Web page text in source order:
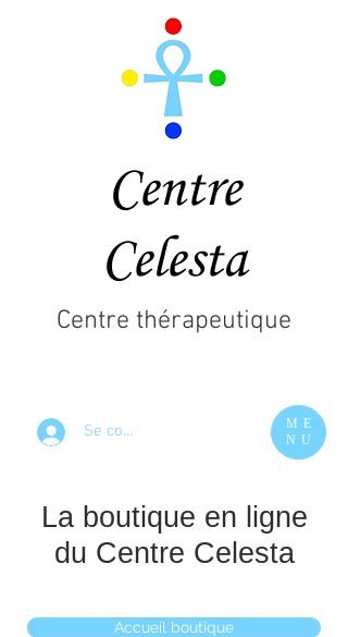
Centre
Celesta
Se connecter
ME
NU
Centre thérapeutique
La boutique en ligne
du Centre Celesta
Accueil boutique